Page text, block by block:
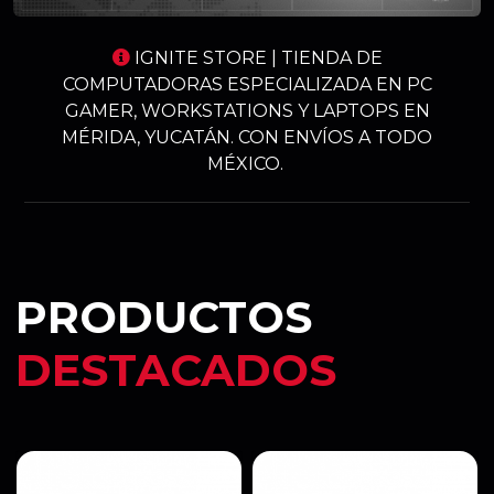
IGNITE STORE | TIENDA DE
COMPUTADORAS ESPECIALIZADA EN PC
GAMER, WORKSTATIONS Y LAPTOPS EN
MÉRIDA, YUCATÁN. CON ENVÍOS A TODO
MÉXICO.
PRODUCTOS
DESTACADOS